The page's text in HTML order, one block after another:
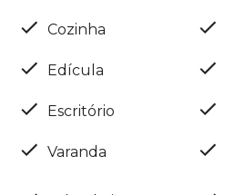
Cozinha
Edícula
Escritório
Varanda